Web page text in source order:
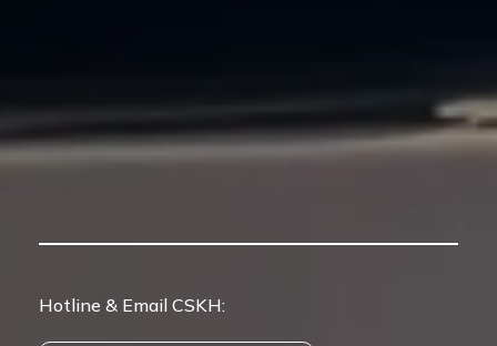
Hotline & Email CSKH: